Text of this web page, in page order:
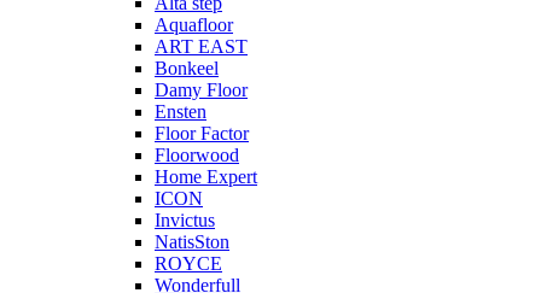
Aquafloor
ART EAST
Bonkeel
Damy Floor
Ensten
Floor Factor
Floorwood
Home Expert
ICON
Invictus
NatisSton
ROYCE
Wonderfull